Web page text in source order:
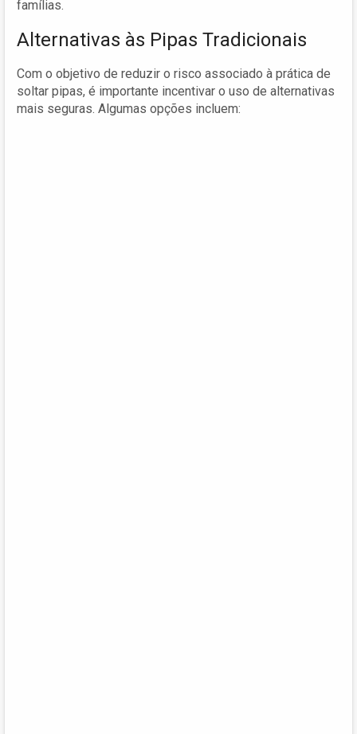
famílias.
Alternativas às Pipas Tradicionais
Com o objetivo de reduzir o risco associado à prática de
soltar pipas, é importante incentivar o uso de alternativas
mais seguras. Algumas opções incluem: